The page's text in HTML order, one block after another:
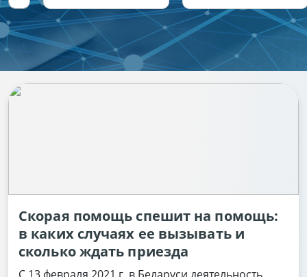
Скорая помощь спешит на помощь:
в каких случаях ее вызывать и
сколько ждать приезда